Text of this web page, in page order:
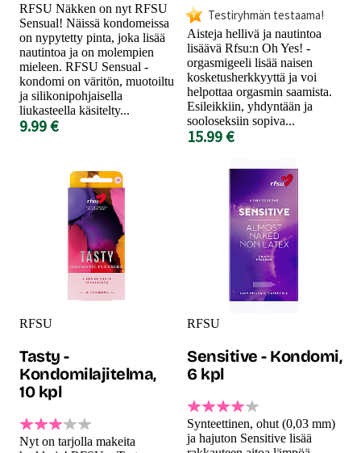
RFSU Näkken on nyt RFSU
Sensual! Näissä kondomeissa
on nypytetty pinta, joka lisää
nautintoa ja on molempien
mieleen. RFSU Sensual -
kondomi on väritön, muotoiltu
ja silikonipohjaisella
liukasteella käsitelty...
9.99 €
Testiryhmän testaama!
Aisteja hellivä ja nautintoa
lisäävä Rfsu:n Oh Yes! -
orgasmigeeli lisää naisen
kosketusherkkyyttä ja voi
helpottaa orgasmin saamista.
Esileikkiin, yhdyntään ja
sooloseksiin sopiva...
15.99 €
RFSU
Tasty -
Kondomilajitelma,
10 kpl
Nyt on tarjolla makeita
RFSU
Sensitive - Kondomi,
6 kpl
Synteettinen, ohut (0,03 mm)
ja hajuton Sensitive lisää